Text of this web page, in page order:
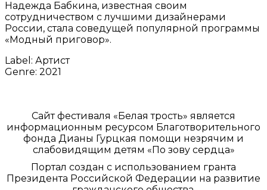
Надежда Бабкина, известная своим
сотрудничеством с лучшими дизайнерами
России, стала соведущей популярной программы
«Модный приговор».
Label: Артист
Genre: 2021
Сайт фестиваля «Белая трость» является
информационным ресурсом Благотворительного
фонда Дианы Гурцкая помощи незрячим и
слабовидящим детям «По зову сердца»
Портал создан с использованием гранта
Президента Российской Федерации на развитие